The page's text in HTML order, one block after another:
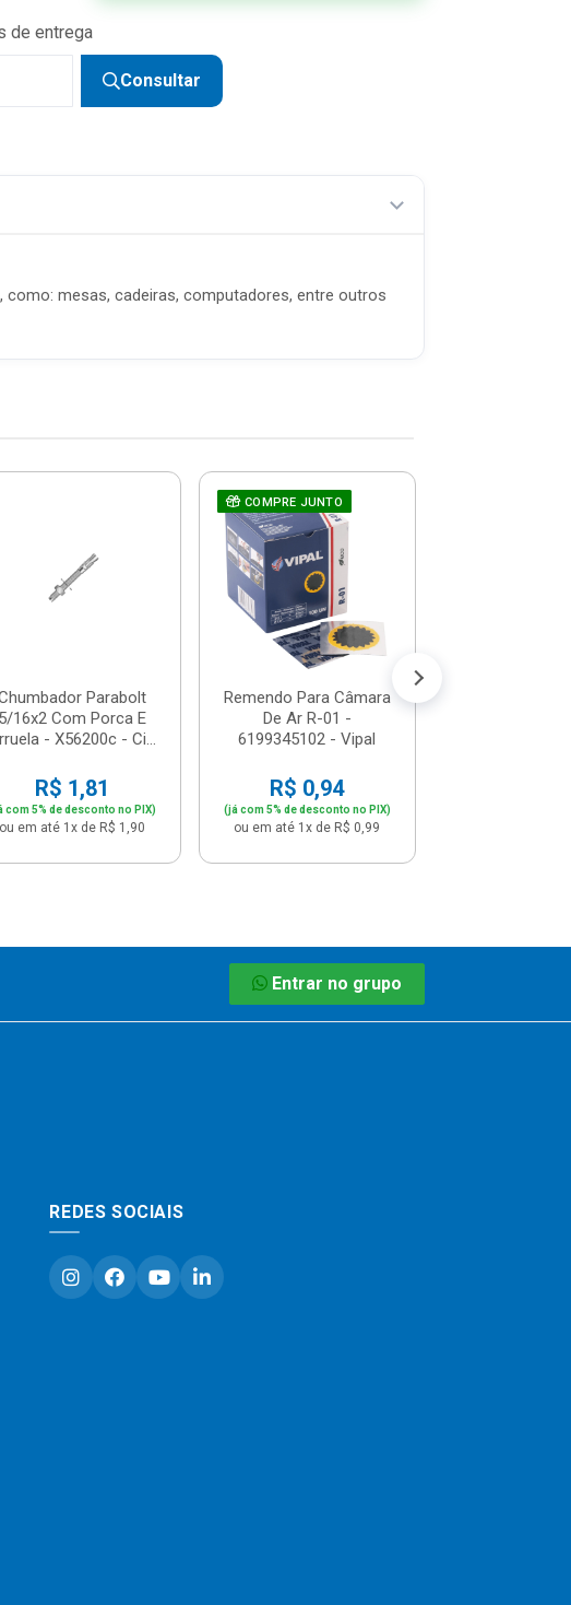
de entrega
Consultar
mesas, cadeiras, computadores, entre outros
Parabolt
5/16x2 Com Porca E
- X56200c - Ci...
R$ 1,81
com 5% de desconto no PIX)
ou em até 1x de R$ 1,90
COMPRE JUNTO
Remendo Para Câmara
De Ar R-01 -
6199345102 - Vipal
R$ 0,94
(já com 5% de desconto no PIX)
ou em até 1x de R$ 0,99
Entrar no grupo
REDES SOCIAIS